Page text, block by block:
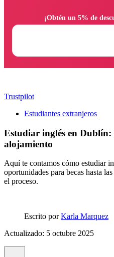
Trustpilot
Estudiantes extranjeros
Estudiar inglés en Dublín:
alojamiento
Aquí te contamos cómo estudiar
oportunidades para becas hasta
el proceso.
Escrito porKarla Marquez
Actualizado: 5 octubre 2025